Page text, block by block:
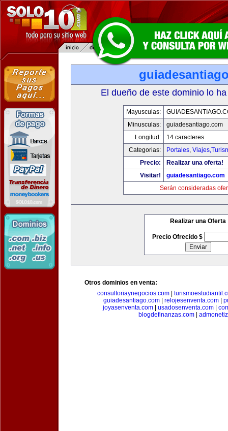
El dueño de este dominio lo
Mayusculas:
Minusculas:
guiadesantiago.com
Longitud:
14 caracteres
Categorias:
Portales,
Precio:
Realizar una oferta!
Visitar!
guiadesantiago.com
Serán consideradas
Realizar una Oferta
Precio Ofrecido $
Otros dominios en venta:
consultoriaynegocios.com
guiadesantiago.com| relojesenventa.com|
joyasenventa.com
usadosenventa.com
blogdefinanzas.com|